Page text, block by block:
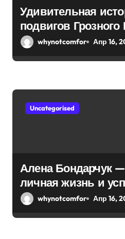
п
и
с
м
Удивительная
подвигов
невероятная
whynotcomfor Апр 16,
Uncategorised
Алена Бондарчук
личная жизнь и
актрисы и
whynotcomfor Апр 16,